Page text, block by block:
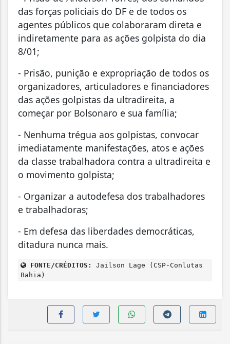
das forças policiais do DF e de todos os
agentes públicos que colaboraram direta e
indiretamente para as ações golpista do dia
8/01;
- Prisão, punição e expropriação de todos os
organizadores, articuladores e financiadores
das ações golpistas da ultradireita, a
começar por Bolsonaro e sua família;
- Nenhuma trégua aos golpistas, convocar
imediatamente manifestações, atos e ações
da classe trabalhadora contra a ultradireita e
o movimento golpista;
- Organizar a autodefesa dos trabalhadores
e trabalhadoras;
- Em defesa das liberdades democráticas,
ditadura nunca mais.
FONTE/CRÉDITOS:
Jailson Lage (CSP-Conlutas
Bahia)